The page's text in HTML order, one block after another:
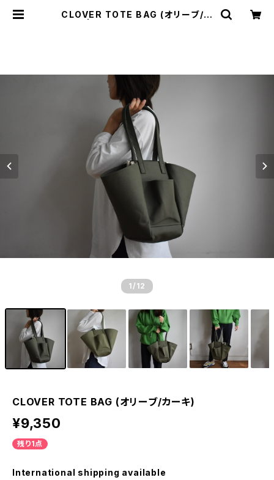
CLOVER TOTE BAG (オリーブ/カ
1 /12
CLOVER TOTE BAG (オリーブ/カーキ)
¥9,350
残り1点
International shipping available